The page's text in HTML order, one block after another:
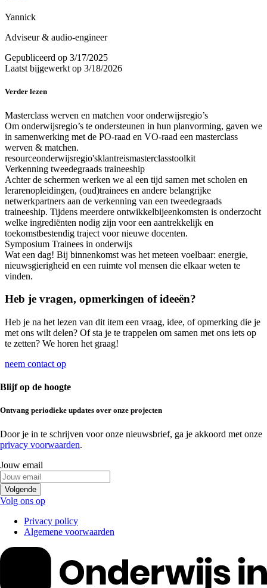
Yannick
Adviseur & audio-engineer
Gepubliceerd op 3/17/2025
Laatst bijgewerkt op 3/18/2026
Verder lezen
Masterclass werven en matchen voor onderwijsregio’s
Om onderwijsregio’s te ondersteunen in hun planvorming, gaven we
in samenwerking met de PO-raad en VO-raad een masterclass
werven & matchen.
resourceonderwijsregio'sklantreismasterclasstoolkit
Verkenning tweedegraads traineeship
Achter de schermen werken we al een tijd samen met scholen en
lerarenopleidingen, (oud)trainees en andere belangrijke
netwerkpartners aan de verkenning van een tweedegraads
traineeship. Tijdens meerdere ontwikkelbijeenkomsten is onderzocht
welke ingrediënten nodig zijn voor een aantrekkelijk en
toekomstbestendig traject voor nieuwe docenten.
Symposium Trainees in onderwijs
Wat een dag! Bij binnenkomst was het meteen voelbaar: energie,
nieuwsgierigheid en een ruimte vol mensen die elkaar weten te
vinden.
Heb je vragen, opmerkingen of ideeën?
Heb je na het lezen van dit item een vraag, idee, of opmerking die je
met ons wilt delen? Of sta je te trappelen om samen met ons iets op
te zetten? We horen het graag!
neem contact op
Blijf op de hoogte
Ontvang periodieke updates over onze projecten
Door je in te schrijven voor onze nieuwsbrief, ga je akkoord met onze
privacy voorwaarden.
Jouw email
Volgende
Volg ons op
Privacy policy
Algemene voorwaarden